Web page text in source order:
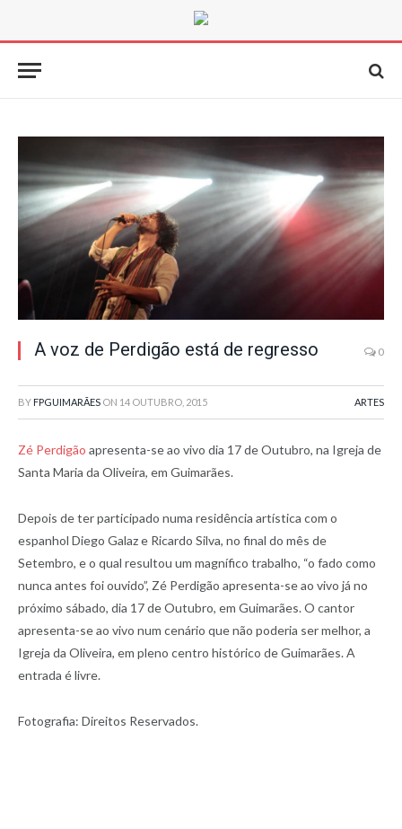
A voz de Perdigão está de regresso 0
BY FPGUIMARÃES ON 14 OUTUBRO, 2015 ARTES
Zé Perdigão apresenta-se ao vivo dia 17 de Outubro, na Igreja de
Santa Maria da Oliveira, em Guimarães.
Depois de ter participado numa residência artística com o
espanhol Diego Galaz e Ricardo Silva, no final do mês de
Setembro, e o qual resultou um magnífico trabalho, “o fado como
nunca antes foi ouvido”, Zé Perdigão apresenta-se ao vivo já no
próximo sábado, dia 17 de Outubro, em Guimarães. O cantor
apresenta-se ao vivo num cenário que não poderia ser melhor, a
Igreja da Oliveira, em pleno centro histórico de Guimarães. A
entrada é livre.
Fotografia: Direitos Reservados.